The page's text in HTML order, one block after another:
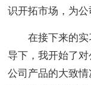
识开拓市场，为公
在接下来的实
导下，我开始了
公司产品的大致